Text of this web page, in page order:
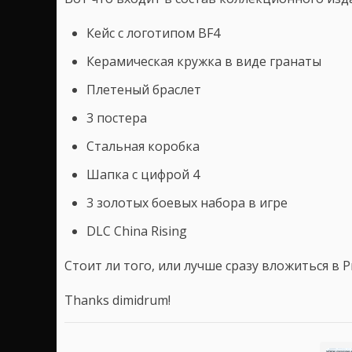
Кейс с логотипом BF4
Керамическая кружка в виде гранаты
Плетеный браслет
3 постера
Стальная коробка
Шапка с цифрой 4
3 золотых боевых набора в игре
DLC China Rising
Стоит ли того, или лучше сразу вложиться в
Thanks dimidrum!